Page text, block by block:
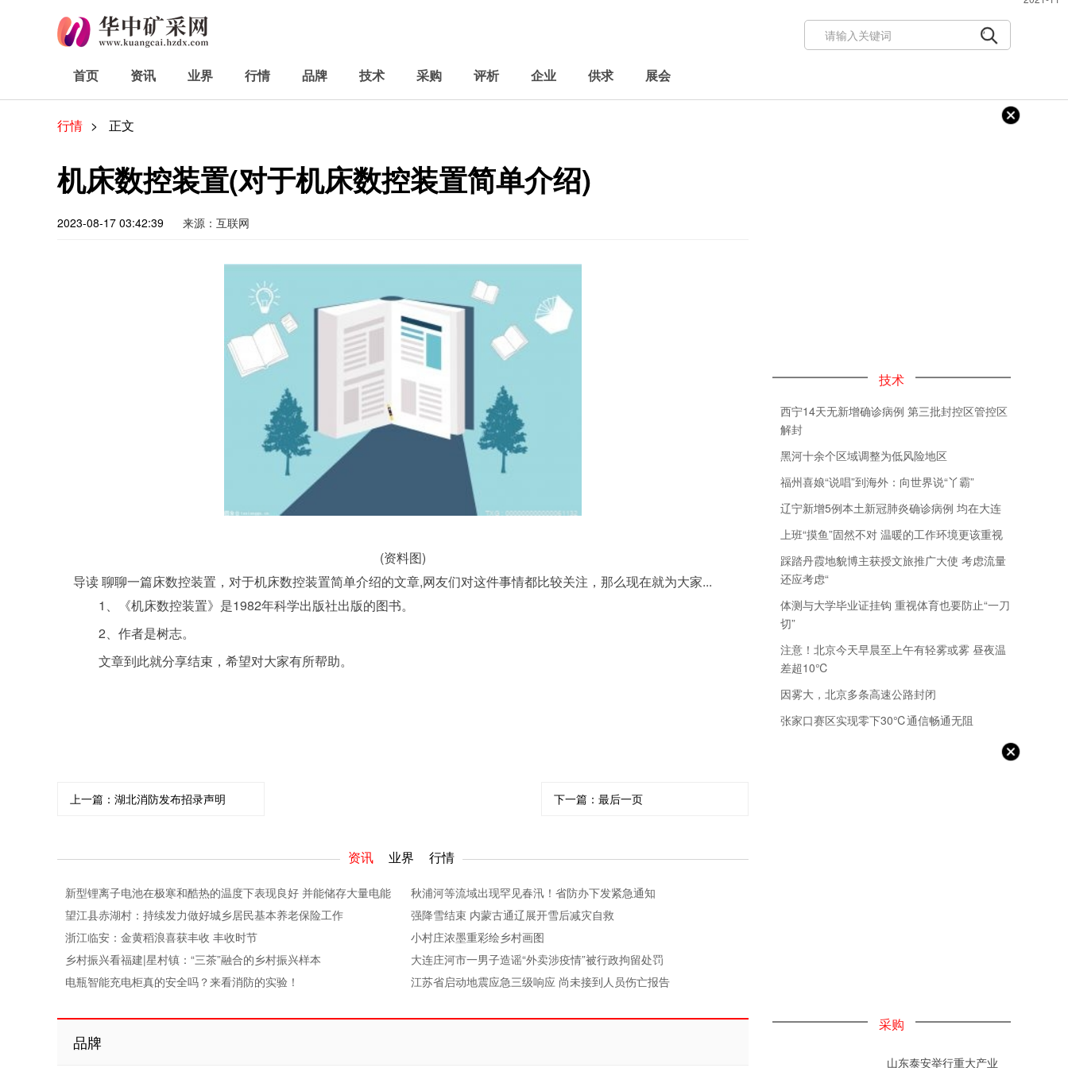
首页 资讯 业界 行情 品牌 技术 采购 评析 企业 供求 展会
行情 > 正文
机床数控装置(对于机床数控装置简单介绍)
2023-08-17 03:42:39 来源：互联网
(资料图)
导读 聊聊一篇床数控装置，对于机床数控装置简单介绍的文章,网友们对这件事情都比较关注，那么现在就为大家...
1、《机床数控装置》是1982年科学出版社出版的图书。
2、作者是树志。
文章到此就分享结束，希望对大家有所帮助。
上一篇： 湖北消防发布招录声明 下一篇： 最后一页
资讯 业界 行情
新型锂离子电池在极寒和酷热的温度下表现良好 并能储存大量电能
秋浦河等流域出现罕见春汛！省防办下发紧急通知
望江县赤湖村：持续发力做好城乡居民基本养老保险工作
强降雪结束 内蒙古通辽展开雪后减灾自救
浙江临安：金黄稻浪喜获丰收 丰收时节
小村庄浓墨重彩绘乡村画图
乡村振兴看福建|星村镇：“三茶”融合的乡村振兴样本
大连庄河市一男子造谣“外卖涉疫情”被行政拘留处罚
电瓶智能充电柜真的安全吗？来看消防的实验！
江苏省启动地震应急三级响应 尚未接到人员伤亡报告
品牌
技术
西宁14天无新增确诊病例 第三批封控区管控区
解封
黑河十余个区域调整为低风险地区
福州喜娘“说唱”到海外：向世界说“丫霸”
辽宁新增5例本土新冠肺炎确诊病例 均在大连
上班“摸鱼”固然不对 温暖的工作环境更该重视
踩踏丹霞地貌博主获授文旅推广大使 考虑流量
还应考虑“
体测与大学毕业证挂钩 重视体育也要防止“一刀
切”
注意！北京今天早晨至上午有轻雾或雾 昼夜温
差超10℃
因雾大，北京多条高速公路封闭
张家口赛区实现零下30℃通信畅通无阻
采购
山东泰安举行重大产业